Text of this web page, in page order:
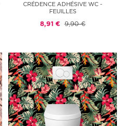
CRÉDENCE ADHÉSIVE WC -
FEUILLES
8,91 € 9,90 €